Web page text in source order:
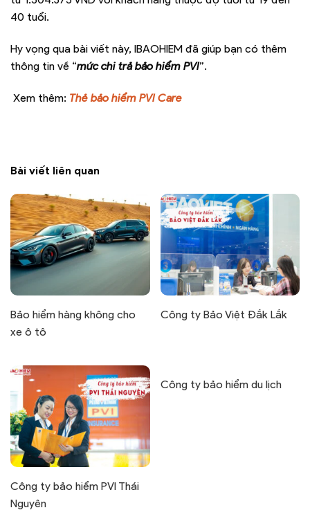
40 tuổi.
Hy vọng qua bài viết này, IBAOHIEM đã giúp bạn có thêm
thông tin về “mức chi trả bảo hiểm PVI”.
Xem thêm: Thẻ bảo hiểm PVI Care
Bài viết liên quan
Bảo hiểm hàng không cho
xe ô tô
Công ty Bảo Việt Đắk Lắk
Công ty bảo hiểm PVI Thái
Nguyên
Công ty bảo hiểm du lịch